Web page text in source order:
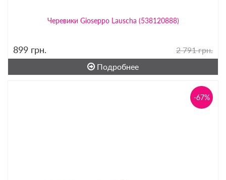
Черевики Gioseppo Lauscha (538120888)
899 грн.
2 791 грн.
Подробнее
-67%